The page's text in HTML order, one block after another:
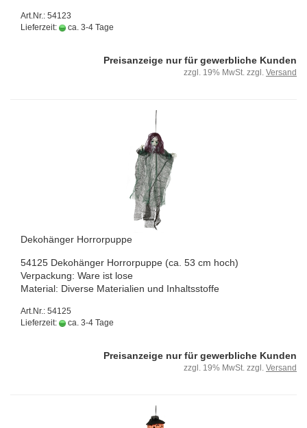
Art.Nr.: 54123
Lieferzeit:
ca. 3-4 Tage
Preisanzeige nur für gewerbliche Kunden
zzgl. 19% MwSt. zzgl. Versand
De­ko­hän­ger Hor­ror­pup­pe
54125 De­ko­hän­ger Hor­ror­pup­pe (ca. 53 cm hoch)
Ver­pa­ckung: Ware ist lose
Ma­te­ri­al: Di­ver­se Ma­te­ria­li­en und In­halts­stof­fe
Art.Nr.: 54125
Lieferzeit:
ca. 3-4 Tage
Preisanzeige nur für gewerbliche Kunden
zzgl. 19% MwSt. zzgl. Versand